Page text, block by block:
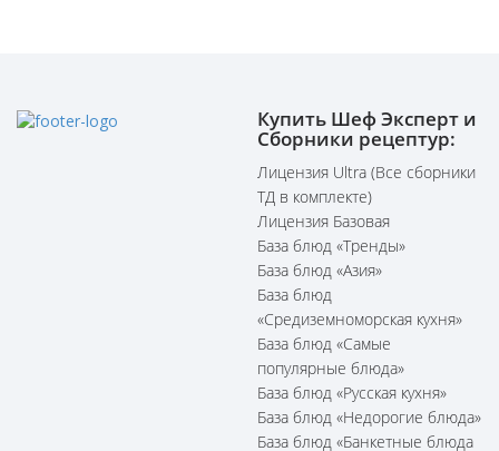
Купить Шеф Эксперт и
Сборники рецептур:
Лицензия Ultra (Все сборники
ТД в комплекте)
Лицензия Базовая
База блюд «Тренды»
База блюд «Азия»
База блюд
«Средиземноморская кухня»
База блюд «Самые
популярные блюда»
База блюд «Русская кухня»
База блюд «Недорогие блюда»
База блюд «Банкетные блюда